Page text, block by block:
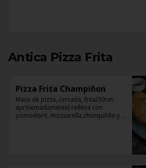
Antica Pizza Frita
Pizza Frita Champiñon
Masa de pizza, cerrada, frita(30cm
apróximadamente) rellena con
pomodoro, mozzarella,champiñón y